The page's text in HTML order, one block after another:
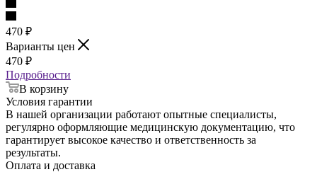
470 ₽
Варианты цен
470 ₽
Подробности
В корзину
Условия гарантии
В нашей организации работают опытные специалисты,
регулярно оформляющие медицинскую документацию, что
гарантирует высокое качество и ответственность за
результаты.
Оплата и доставка